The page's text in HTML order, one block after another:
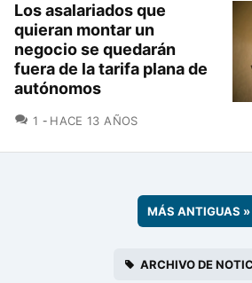
Los asalariados que
quieran montar un
negocio se quedarán
fuera de la tarifa plana de
autónomos
1 COMENTARIOS
HACE 13 AÑOS
MÁS ANTIGUAS »
ARCHIVO DE